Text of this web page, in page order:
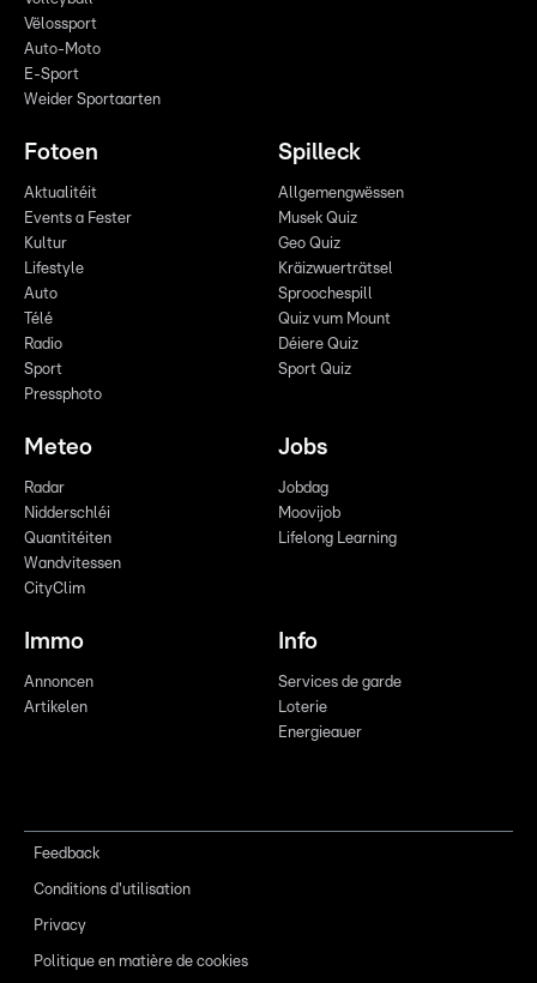
Vëlossport
Auto-Moto
E-Sport
Weider Sportaarten
Fotoen
Aktualitéit
Events a Fester
Kultur
Lifestyle
Auto
Télé
Radio
Sport
Pressphoto
Spilleck
Allgemengwëssen
Musek Quiz
Geo Quiz
Kräizwuerträtsel
Sproochespill
Quiz vum Mount
Déiere Quiz
Sport Quiz
Meteo
Radar
Nidderschléi
Quantitéiten
Wandvitessen
CityClim
Jobs
Jobdag
Moovijob
Lifelong Learning
Immo
Annoncen
Artikelen
Info
Services de garde
Loterie
Energieauer
Feedback
Conditions d'utilisation
Privacy
Politique en matière de cookies